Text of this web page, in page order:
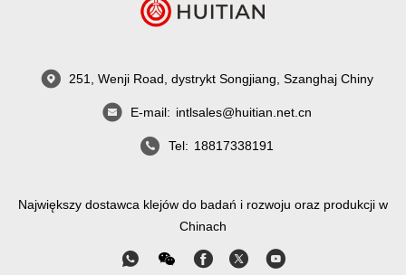
251, Wenji Road, dystrykt Songjiang, Szanghaj Chiny
E-mail: intlsales@huitian.net.cn
Tel: 18817338191
Największy dostawca klejów do badań i rozwoju oraz produkcji w
Chinach